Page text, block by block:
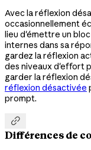
Avec la réflexion
occasionnellement
lieu d'émettre un bloc
internes dans sa
gardez la réflexion
des niveaux d'effort
garder la réflexion
réflexion désactivée
prompt.

Différences de